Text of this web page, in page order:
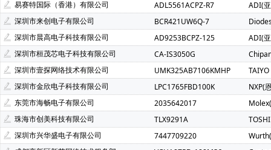
LOWPOWER(微源半导体)(14)
HED(华大电子)(13)
X-
XILINX(赛灵思)(10)
Nuvoton(新唐)(9)
WALTER(华德)(9)
SAMSUNG(三星)(7)
BERYL(绿宝石)(7)
ORIENTAL
YXC(扬兴晶振)(5)
STE(松田)(5)
Geehy(珠海极海)(5)
Wayon(上海维安)(3)
Maxlinear(迈凌)(3)
Qorvo(威讯联
Chinamobile(中移物联网)(3)
BYD(比亚迪)(3)
HDSC(华
fangtek(方泰)(2)
KINETIC(芯凯)(2)
Littelfuse(力特)(2)
TXC(晶技)(2)
e2v technologies(2)
Astrodyne TDI
Joulwatt(杰华特)(2)
SOUTHCHIP(南芯)(2)
CXMT(长鑫
易赛特国际（香港）有限公司
ADL5561ACPZ-R7
ADI(
深圳市来创电子有限公司
BCR421UW6Q-7
深圳市晨高电子科技有限公司
AD9253BCPZ-125
ADI(
深圳市桓茂芯电子科技有限公司
CA-IS3050G
深圳市壹探网络技术有限公司
UMK325AB7106KMHP
深圳市金欣电子科技有限公司
LPC1765FBD100K
NXP(
东莞市海畅电子有限公司
2035642017
珠海市创美科技有限公司
TLX9291A
深圳市兴华盛电子有限公司
7447709220